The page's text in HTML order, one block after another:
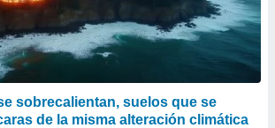
sobrecalientan, suelos que se
de la misma alteración climática